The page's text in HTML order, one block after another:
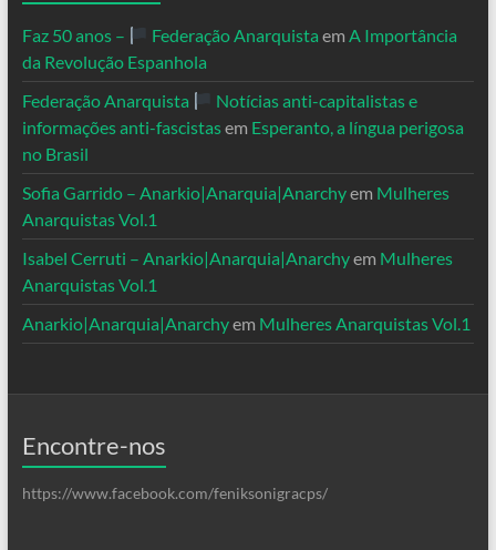
Faz 50 anos – Federação Anarquista em A Importância
da Revolução Espanhola
Federação Anarquista
Notícias anti-capitalistas e
informações anti-fascistasem Esperanto, a língua perigosa
no Brasil
Sofia Garrido – Anarkio|Anarquia|Anarchyem Mulheres
Anarquistas Vol.1
Isabel Cerruti – Anarkio|Anarquia|Anarchyem Mulheres
Anarquistas Vol.1
Anarkio|Anarquia|Anarchyem Mulheres Anarquistas Vol.1
Encontre-nos
https://www.facebook.com/feniksonigracps/